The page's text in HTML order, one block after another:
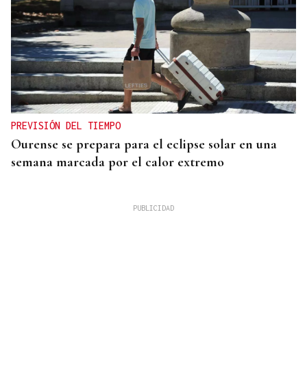
PREVISIÓN DEL TIEMPO
Ourense se prepara para el eclipse solar en una
semana marcada por el calor extremo